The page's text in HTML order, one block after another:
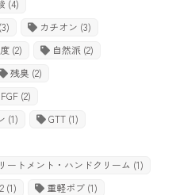
(4)
(3) カチオン (3)
(2) 自然派 (2)
残臭 (2)
FGF (2)
(1) GTT (1)
トメント・ハンドクリーム (1)
(1) 重軽ボブ (1)